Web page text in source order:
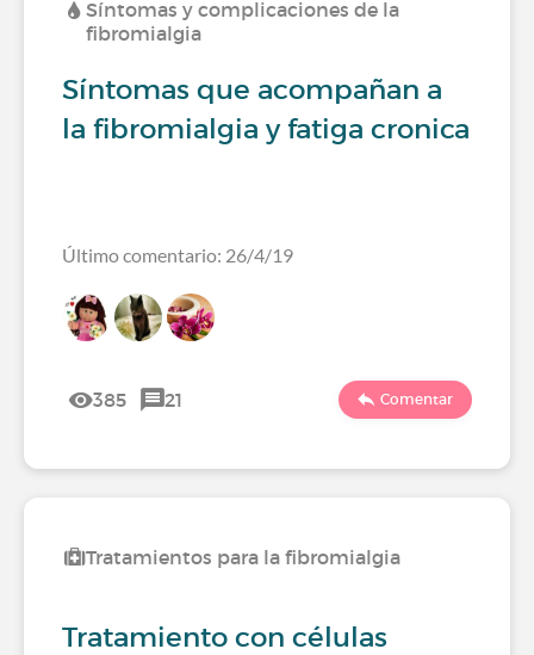
Síntomas y complicaciones de la
fibromialgia
Síntomas que acompañan a
la fibromialgia y fatiga cronica
Último comentario: 26/4/19
385 21 Comentar
Tratamientos para la fibromialgia
Tratamiento con células